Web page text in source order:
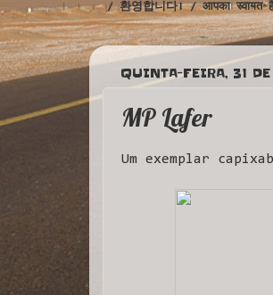
/ 환영합니다! / आपका
QUINTA-FEIRA, 31
MP Lafer
Um exemplar